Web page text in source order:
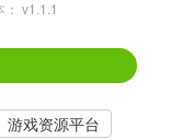
冒险解谜
568款应用
： v1.1.1
游戏资源平台